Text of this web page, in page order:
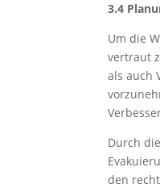
3.4
Um die
vertraut
als auch
Durch
den